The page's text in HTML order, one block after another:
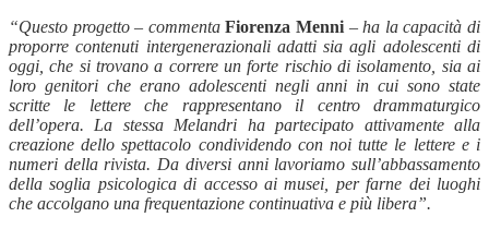
“Questo progetto – commentaFiorenza Menni –ha la capacità di
proporre contenuti intergenerazionali adatti sia agli adolescenti di
oggi, che si trovano a correre un forte rischio di isolamento, sia ai
loro genitori che erano adolescenti negli anni in cui sono state
scritte le lettere che rappresentano il centro drammaturgico
dell’opera.
La stessa Melandri ha partecipato attivamente alla
creazione dello spettacolo condividendo con noi tutte le lettere e i
numeri della rivista. Da diversi anni lavoriamo sull’abbassamento
della soglia psicologica di accesso ai musei, per farne dei luoghi
che accolgano una frequentazione continuativa e più libera”.